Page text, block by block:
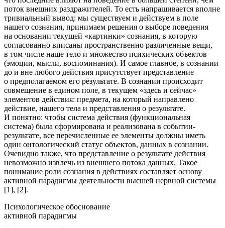
поток внешних раздражителей. То есть напрашивается вполне
тривиальный вывод: мы существуем и действуем в поле
нашего сознания, принимаем решения о выборе поведения
на основании текущей «картинки» сознания, в которую
согласованно вписаны пространственно различенные вещи,
в том числе наше тело и множество психических объектов
(эмоции, мысли, воспоминания). И самое главное, в сознании
до и вне любого действия присутствует представление
о предполагаемом его результате. В сознании происходит
совмещение в едином поле, в текущем «здесь и сейчас»
элементов действия: предмета, на который направлено
действие, нашего тела и представления о результате.
И понятно: чтобы система действия (функциональная
система) была сформирована и реализована в событии-
результате, все перечисленные ее элементы должны иметь
один онтологический статус объектов, данных в сознании.
Очевидно также, что представление о результате действия
невозможно извлечь из внешнего потока данных. Такое
понимание роли сознания в действиях составляет основу
активной парадигмы деятельности высшей нервной системы
[1], [2].
Психологическое обоснование
активной парадигмы